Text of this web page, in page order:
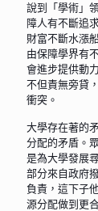
說到「學術」
障人有不斷追
財富不斷水漲
由保障學界有
會進步提供動
不但責無旁貸
衝突。
大學存在著的
分配的矛盾。
是為大學發展
部分來自政府
負責，這下子
源分配做到更